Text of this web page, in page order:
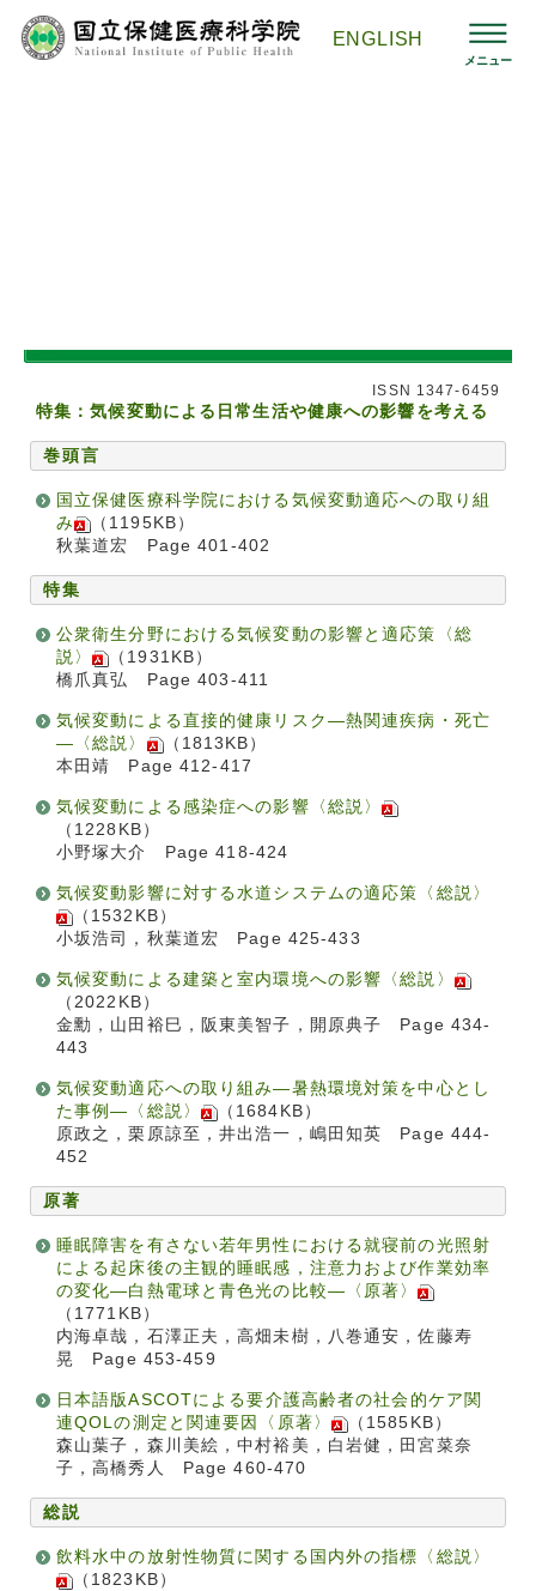
ENGLISH
メニュー
ISSN 1347-6459
特集：気候変動による日常生活や健康への影響を考える
巻頭言
国立保健医療科学院における気候変動適応への取り組
み
（1195KB）
秋葉道宏 Page 401-402
特集
公衆衛生分野における気候変動の影響と適応策〈総
説〉
（1931KB）
橋爪真弘 Page 403-411
気候変動による直接的健康リスク―熱関連疾病・死亡
―〈総説〉
（1813KB）
本田靖 Page 412-417
気候変動による感染症への影響〈総説〉
（1228KB）
小野塚大介 Page 418-424
気候変動影響に対する水道システムの適応策〈総説〉
（1532KB）
小坂浩司，秋葉道宏 Page 425-433
気候変動による建築と室内環境への影響〈総説〉
（2022KB）
金勳，山田裕巳，阪東美智子，開原典子 Page 434-
443
気候変動適応への取り組み―暑熱環境対策を中心とし
た事例―〈総説〉
（1684KB）
原政之，栗原諒至，井出浩一，嶋田知英 Page 444-
452
原著
睡眠障害を有さない若年男性における就寝前の光照射
による起床後の主観的睡眠感，注意力および作業効率
の変化―白熱電球と青色光の比較―〈原著〉
（1771KB）
内海卓哉，石澤正夫，高畑未樹，八巻通安，佐藤寿
晃 Page 453-459
日本語版ASCOTによる要介護高齢者の社会的ケア関
連QOLの測定と関連要因〈原著〉
（1585KB）
森山葉子，森川美絵，中村裕美，白岩健，田宮菜奈
子，高橋秀人 Page 460-470
総説
飲料水中の放射性物質に関する国内外の指標〈総説〉
（1823KB）